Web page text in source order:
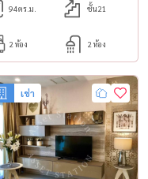
94ตร.ม. ชั้น21
2 ห้อง 2 ห้อง
เช่า